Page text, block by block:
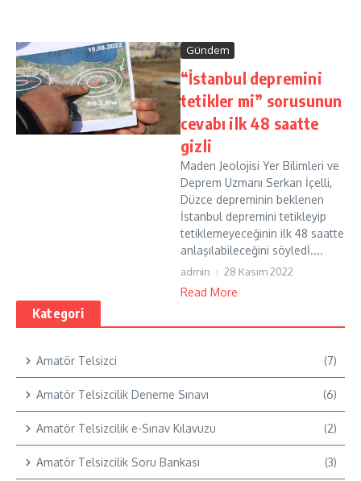
Gündem
“İstanbul depremini
tetikler mi” sorusunun
cevabı ilk 48 saatte
gizli
Maden Jeolojisi Yer Bilimleri ve
Deprem Uzmanı Serkan İçelli,
Düzce depreminin beklenen
İstanbul depremini tetikleyip
tetiklemeyeceğinin ilk 48 saatte
anlaşılabileceğini söyledİ....
admin 28 Kasım 2022
Read More
Kategori
Amatör Telsizci (7)
Amatör Telsizcilik Deneme Sınavı (6)
Amatör Telsizcilik e-Sınav Kılavuzu (2)
Amatör Telsizcilik Soru Bankası (3)